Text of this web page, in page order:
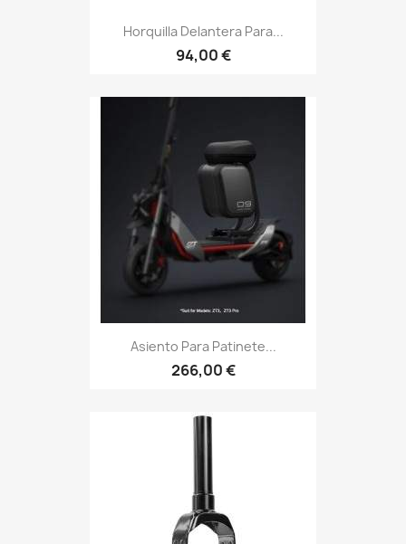
Horquilla Delantera Para...
94,00 €
Asiento Para Patinete...
266,00 €